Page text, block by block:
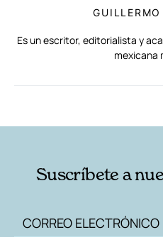
Es un escritor, editorialista y
mexicana
Suscríbete a